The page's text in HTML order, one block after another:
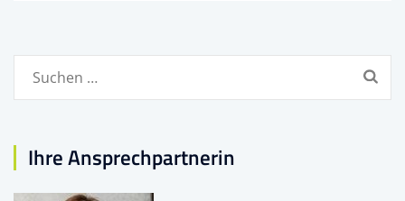
Suchen
Ihre Ansprechpartnerin